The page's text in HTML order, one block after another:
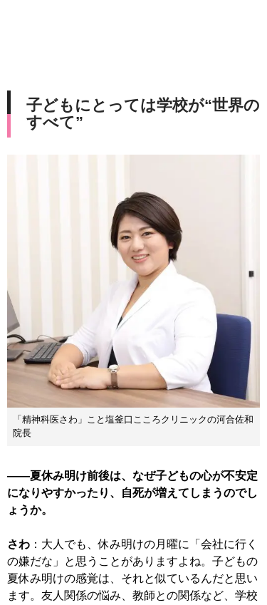
子どもにとっては学校が“世界の
すべて”
「精神科医さわ」こと塩釜口こころクリニックの河合佐和
院長
――夏休み明け前後は、なぜ子どもの心が不安定
になりやすかったり、自死が増えてしまうのでし
ょうか。
さわ ：大人でも、休み明けの月曜に「会社に行く
の嫌だな」と思うことがありますよね。子どもの
夏休み明けの感覚は、それと似ているんだと思い
ます。友人関係の悩み、教師との関係など、学校